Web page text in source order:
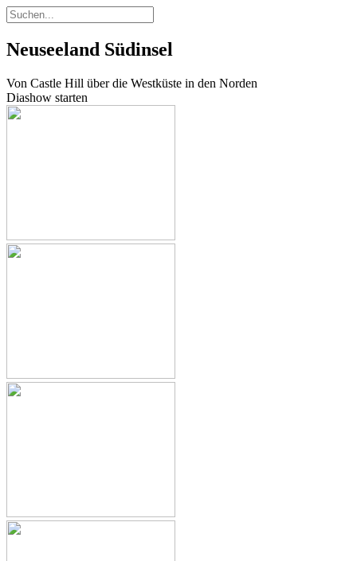
Neuseeland Südinsel
Von Castle Hill über die Westküste in den Norden
Diashow starten